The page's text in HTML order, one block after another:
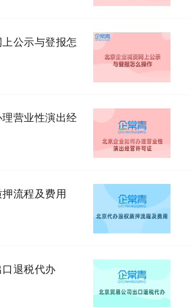
公示与登报怎
营业性演出经
流程及费用
退税代办